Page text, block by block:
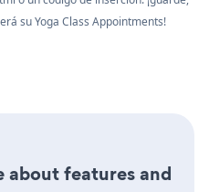
su Yoga Class Appointments!
about features and